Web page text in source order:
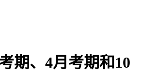
期、4月考期和10